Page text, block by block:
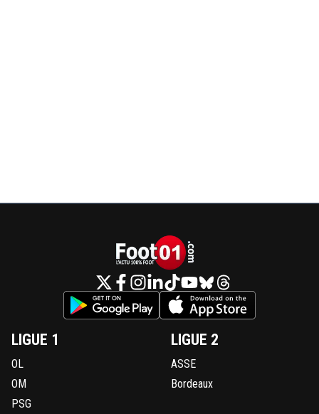
LIGUE 1
OL
OM
PSG
LIGUE 2
ASSE
Bordeaux